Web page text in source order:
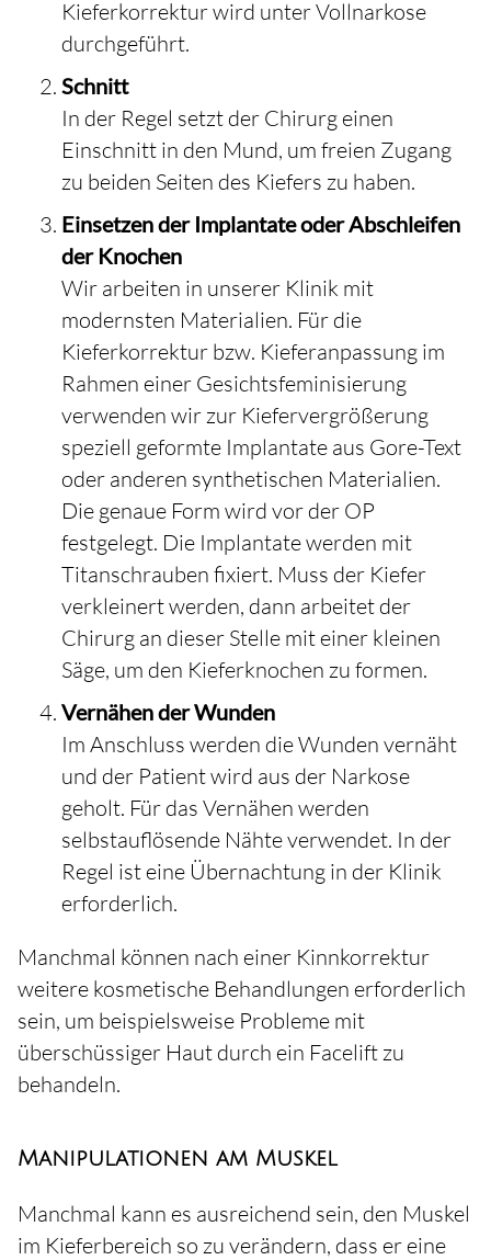
Kieferkorrektur wird unter Vollnarkose
durchgeführt.
Schnitt
In der Regel setzt der Chirurg einen
Einschnitt in den Mund, um freien Zugang
zu beiden Seiten des Kiefers zu haben.
Einsetzen der Implantate oder Abschleifen
der Knochen
Wir arbeiten in unserer Klinik mit
modernsten Materialien. Für die
Kieferkorrektur bzw. Kieferanpassung im
Rahmen einer Gesichtsfeminisierung
verwenden wir zur Kiefervergrößerung
speziell geformte Implantate aus Gore-Text
oder anderen synthetischen Materialien.
Die genaue Form wird vor der OP
festgelegt. Die Implantate werden mit
Titanschrauben fixiert. Muss der Kiefer
verkleinert werden, dann arbeitet der
Chirurg an dieser Stelle mit einer kleinen
Säge, um den Kieferknochen zu formen.
Vernähen der Wunden
Im Anschluss werden die Wunden vernäht
und der Patient wird aus der Narkose
geholt. Für das Vernähen werden
selbstauflösende Nähte verwendet. In der
Regel ist eine Übernachtung in der Klinik
erforderlich.
Manchmal können nach einer Kinnkorrektur
weitere kosmetische Behandlungen erforderlich
sein, um beispielsweise Probleme mit
überschüssiger Haut durch ein Facelift zu
behandeln.
Manipulationen am Muskel
Manchmal kann es ausreichend sein, den Muskel
im Kieferbereich so zu verändern, dass er eine